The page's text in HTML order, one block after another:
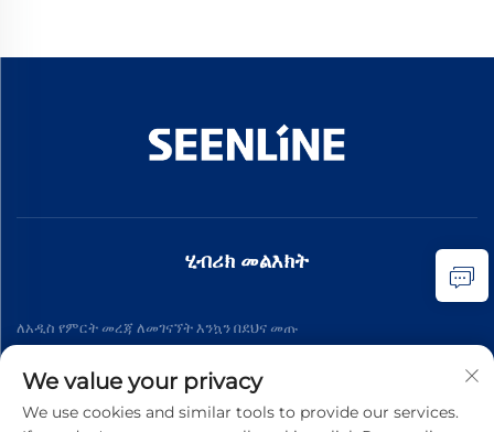
ሂብሪክ መልእክት
ለአዲስ የምርት መረጃ ለመገናኘት እንኳን በደህና መጡ
ተመዝግበው ይግቡ
We value your privacy
We use cookies and similar tools to provide our services.